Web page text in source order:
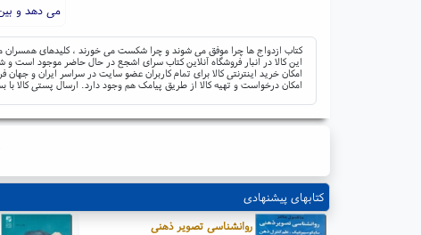
می دهد و
کتاب ازدواج ها چرا موفق می شوند و چرا شکست می خورند ، کلیدهای همسران
این کالا در انبار فروشگاه آنلاین کتاب سرای اشجع در حال حاضر موجود است و
امکان خرید اینترنتی کالا برای تمام کاربران عضو سایت در سراسر ایران
امکان درخواست و تهیه کالا از طریق پیامک هم وجود دارد. ارسال پستی کالا
کتابهای پیشنهادی
روانشناسی تصویر ذهنی